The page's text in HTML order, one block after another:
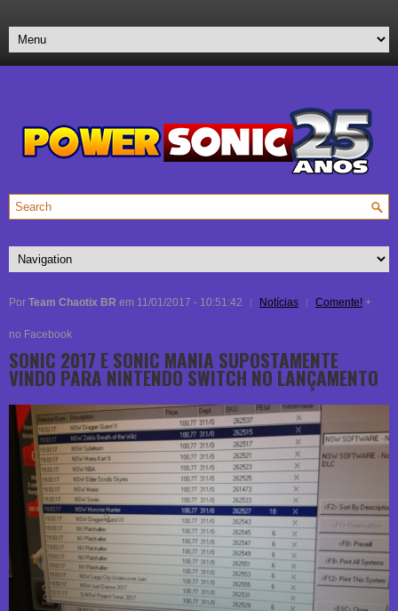
Por Team Chaotix BR em 11/01/2017 - 10:51:42 Notícias Comente! +
no Facebook
SONIC 2017 E SONIC MANIA SUPOSTAMENTE
VINDO PARA NINTENDO SWITCH NO LANÇAMENTO